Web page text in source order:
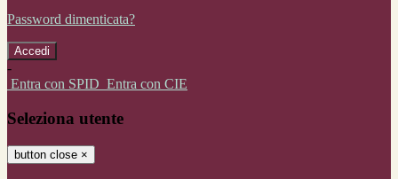
Password dimenticata?
-
Entra con SPID Entra con CIE
Seleziona utente
button close ×